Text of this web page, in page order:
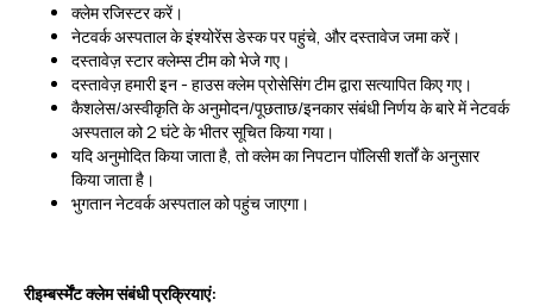
क्लेम रजिस्टर करें।
नेटवर्क अस्पताल के इंश्योरेंस डेस्क पर पहुंचे, और दस्तावेज जमा करें।
दस्तावेज़ स्टार क्लेम्स टीम को भेजे गए।
दस्तावेज़ हमारी इन - हाउस क्लेम प्रोसेसिंग टीम द्वारा सत्यापित किए गए।
कैशलेस/अस्वीकृति के अनुमोदन/पूछताछ/इनकार संबंधी निर्णय के बारे में नेटवर्क
अस्पताल को 2 घंटे के भीतर सूचित किया गया।
यदि अनुमोदित किया जाता है, तो क्लेम का निपटान पॉलिसी शर्तों के अनुसार
किया जाता है।
भुगतान नेटवर्क अस्पताल को पहुंच जाएगा।
रीइम्बर्स्मेंट क्लेम संबंधी प्रक्रियाएं: